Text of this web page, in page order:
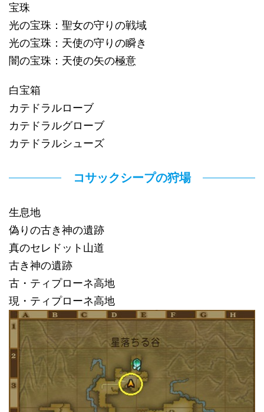
宝珠
光の宝珠：聖女の守りの戦域
光の宝珠：天使の守りの瞬き
闇の宝珠：天使の矢の極意
白宝箱
カテドラルローブ
カテドラルグローブ
カテドラルシューズ
コサックシープの狩場
生息地
偽りの古き神の遺跡
真のセレドット山道
古き神の遺跡
古・ティプローネ高地
現・ティプローネ高地